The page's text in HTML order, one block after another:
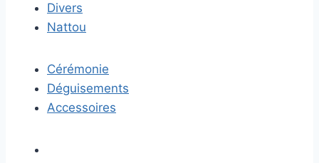
Divers
Nattou
Cérémonie
Déguisements
Accessoires